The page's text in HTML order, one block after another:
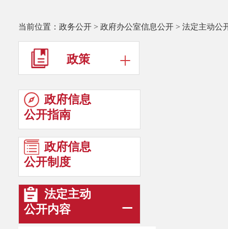
当前位置： 政务公开 > 政府办公室信息公开 > 法定主动公
政策
政府信息
公开指南
政府信息
公开制度
法定主动
公开内容